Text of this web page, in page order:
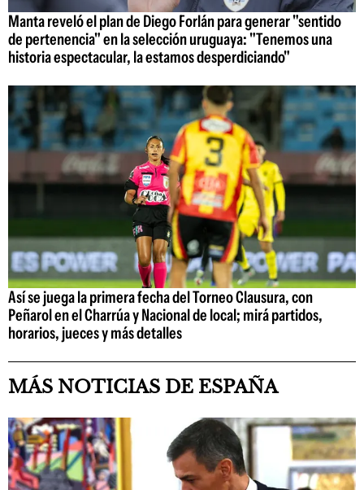
Manta reveló el plan de Diego Forlán para generar "sentido
de pertenencia" en la selección uruguaya: "Tenemos una
historia espectacular, la estamos desperdiciando"
Así se juega la primera fecha del Torneo Clausura, con
Peñarol en el Charrúa y Nacional de local; mirá partidos,
horarios, jueces y más detalles
MÁS NOTICIAS DE ESPAÑA